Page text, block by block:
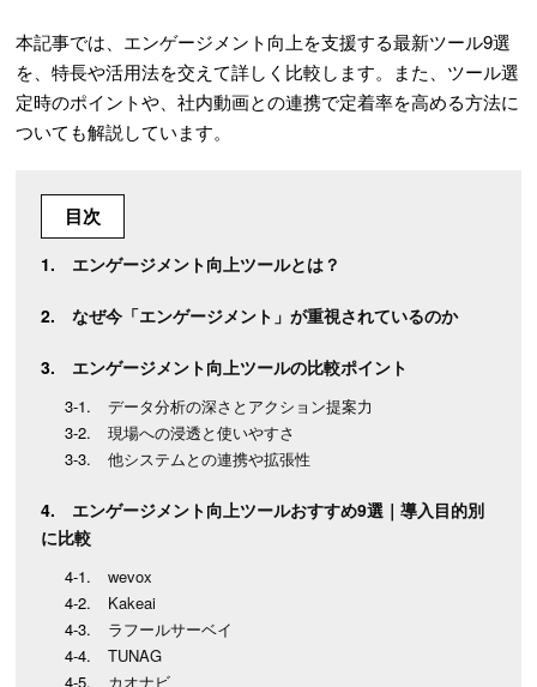
本記事では、エンゲージメント向上を支援する最新ツール9選
を、特長や活用法を交えて詳しく比較します。また、ツール選
定時のポイントや、社内動画との連携で定着率を高める方法に
ついても解説しています。
目次
エンゲージメント向上ツールとは？
なぜ今「エンゲージメント」が重視されているのか
エンゲージメント向上ツールの比較ポイント
データ分析の深さとアクション提案力
現場への浸透と使いやすさ
他システムとの連携や拡張性
エンゲージメント向上ツールおすすめ9選｜導入目的別
に比較
wevox
Kakeai
ラフールサーベイ
TUNAG
カオナビ